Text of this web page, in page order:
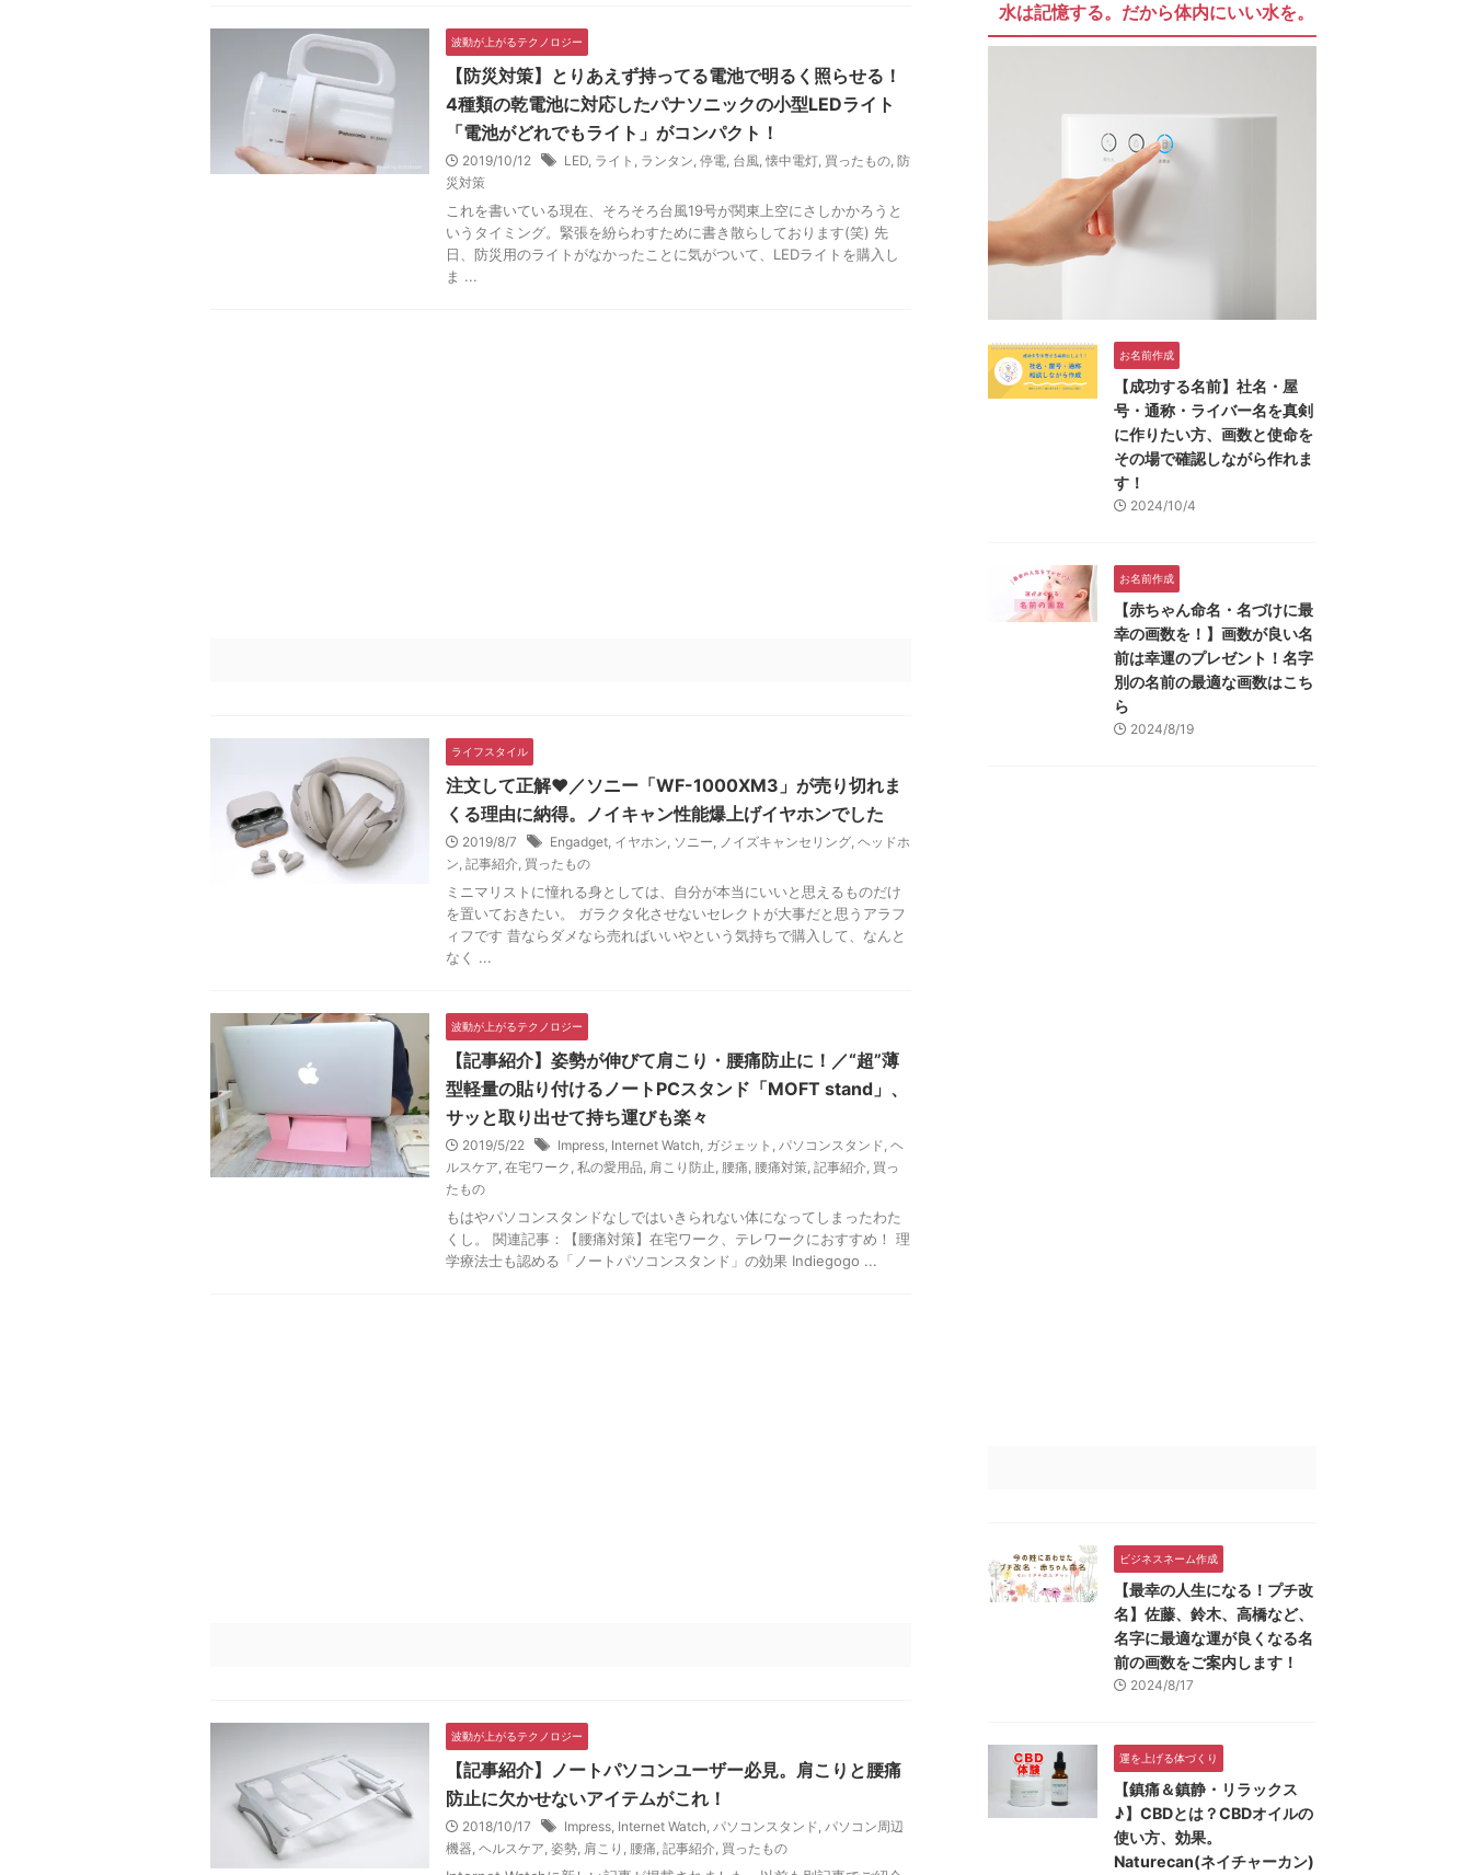
波動が上がるテクノロジー
【防災対策】とりあえず持ってる電池で明るく照らせる！
4種類の乾電池に対応したパナソニックの小型LEDライト
「電池がどれでもライト」がコンパクト！
2019/10/12 LED, ライト , ランタン, 停電, 台風, 懐中電灯, 買ったもの, 防
災対策
これを書いている現在、そろそろ台風19号が関東上空にさしかかろうと
いうタイミング。緊張を紛らわすために書き散らしております(笑) 先
日、防災用のライトがなかったことに気がついて、LEDライトを購入し
ま ...
ライフスタイル
注文して正解♥️／ソニー「WF-1000XM3」が売り切れま
くる理由に納得。ノイキャン性能爆上げイヤホンでした
2019/8/7 Engadget, イヤホン, ソニー, ノイズキャンセリング, ヘッドホ
ン, 記事紹介, 買ったもの
ミニマリストに憧れる身としては、自分が本当にいいと思えるものだけ
を置いておきたい。 ガラクタ化させないセレクトが大事だと思うアラフ
ィフです 昔ならダメなら売ればいいやという気持ちで購入して、なんと
なく ...
波動が上がるテクノロジー
【記事紹介】姿勢が伸びて肩こり・腰痛防止に！／“超”薄
型軽量の貼り付けるノートPCスタンド「MOFT stand」、
サッと取り出せて持ち運びも楽々
2019/5/22 Impress, Internet Watch, ガジェット , パソコンスタンド, ヘ
ルスケア, 在宅ワーク , 私の愛用品, 肩こり防止, 腰痛, 腰痛対策, 記事紹介, 買っ
たもの
もはやパソコンスタンドなしではいきられない体になってしまったわた
くし。 関連記事：【腰痛対策】在宅ワーク、テレワークにおすすめ！ 理
学療法士も認める「ノートパソコンスタンド」の効果 Indiegogo ...
波動が上がるテクノロジー
【記事紹介】ノートパソコンユーザー必見。肩こりと腰痛
防止に欠かせないアイテムがこれ！
2018/10/17 Impress, Internet Watch, パソコンスタンド, パソコン周辺
機器, ヘルスケア, 姿勢, 肩こり , 腰痛, 記事紹介, 買ったもの
水は記憶する。だから体内にいい水を。
お名前作成
【成功する名前】社名・屋
号・通称・ライバー名を真剣
に作りたい方、画数と使命を
その場で確認しながら作れま
す！
2024/10/4
お名前作成
【赤ちゃん命名・名づけに最
幸の画数を！】画数が良い名
前は幸運のプレゼント！名字
別の名前の最適な画数はこち
ら
2024/8/19
ビジネスネーム作成
【最幸の人生になる！プチ改
名】佐藤、鈴木、高橋など、
名字に最適な運が良くなる名
前の画数をご案内します！
2024/8/17
運を上げる体づくり
【鎮痛＆鎮静・リラックス
♪】CBDとは？CBDオイルの
使い方、効果。
Naturecan(ネイチャーカン)